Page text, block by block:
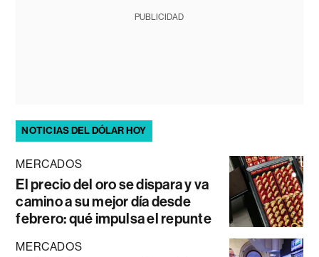
PUBLICIDAD
NOTICIAS DEL DÓLAR HOY
MERCADOS
El precio del oro se dispara y va
camino a su mejor día desde
febrero: qué impulsa el repunte
MERCADOS